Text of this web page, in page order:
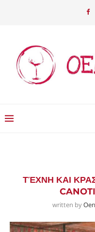
ΤΈΧΝΗ ΚΑΙ
written by